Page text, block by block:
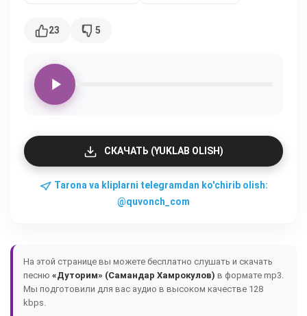
23 5
СКАЧАТЬ (YUKLAB OLISH)
Tarona va kliplarni telegramdan ko'chirib olish:
@quvonch_com
На этой странице вы можете бесплатно слушать и скачать
песню «Дуторим» (Самандар Хамрокулов) в формате mp3.
Мы подготовили для вас аудио в высоком качестве 128
kbps.